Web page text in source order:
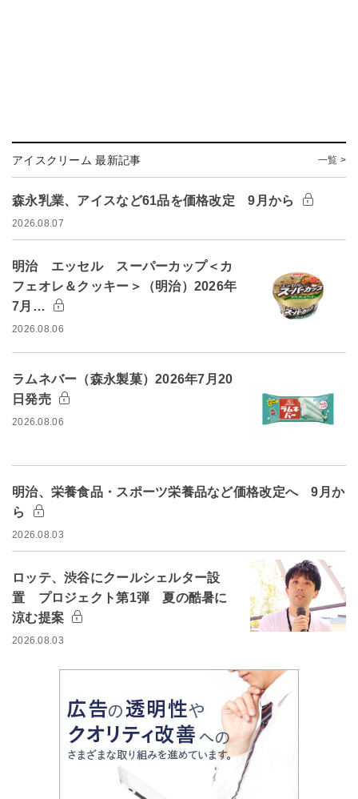
アイスクリーム 最新記事 一覧 >
森永乳業、アイスなど61品を価格改定 9月から
2026.08.07
明治 エッセル スーパーカップ＜カ
フェオレ＆クッキー＞（明治）2026年
7月…
2026.08.06
ラムネバー（森永製菓）2026年7月20
日発売
2026.08.06
明治、栄養食品・スポーツ栄養品など価格改定へ 9月か
ら
2026.08.03
ロッテ、渋谷にクールシェルター設
置 プロジェクト第1弾 夏の酷暑に
涼む提案
2026.08.03